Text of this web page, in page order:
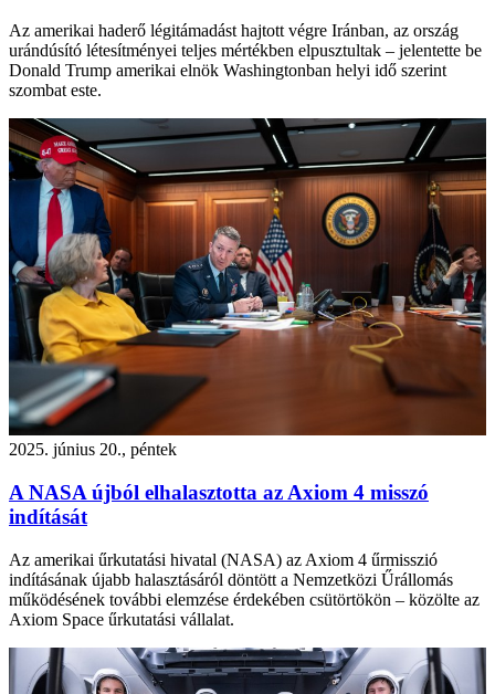
Az amerikai haderő légitámadást hajtott végre Iránban, az ország
urándúsító létesítményei teljes mértékben elpusztultak – jelentette be
Donald Trump amerikai elnök Washingtonban helyi idő szerint
szombat este.
2025. június 20., péntek
A NASA újból elhalasztotta az Axiom 4 misszó
indítását
Az amerikai űrkutatási hivatal (NASA) az Axiom 4 űrmisszió
indításának újabb halasztásáról döntött a Nemzetközi Űrállomás
működésének további elemzése érdekében csütörtökön – közölte az
Axiom Space űrkutatási vállalat.